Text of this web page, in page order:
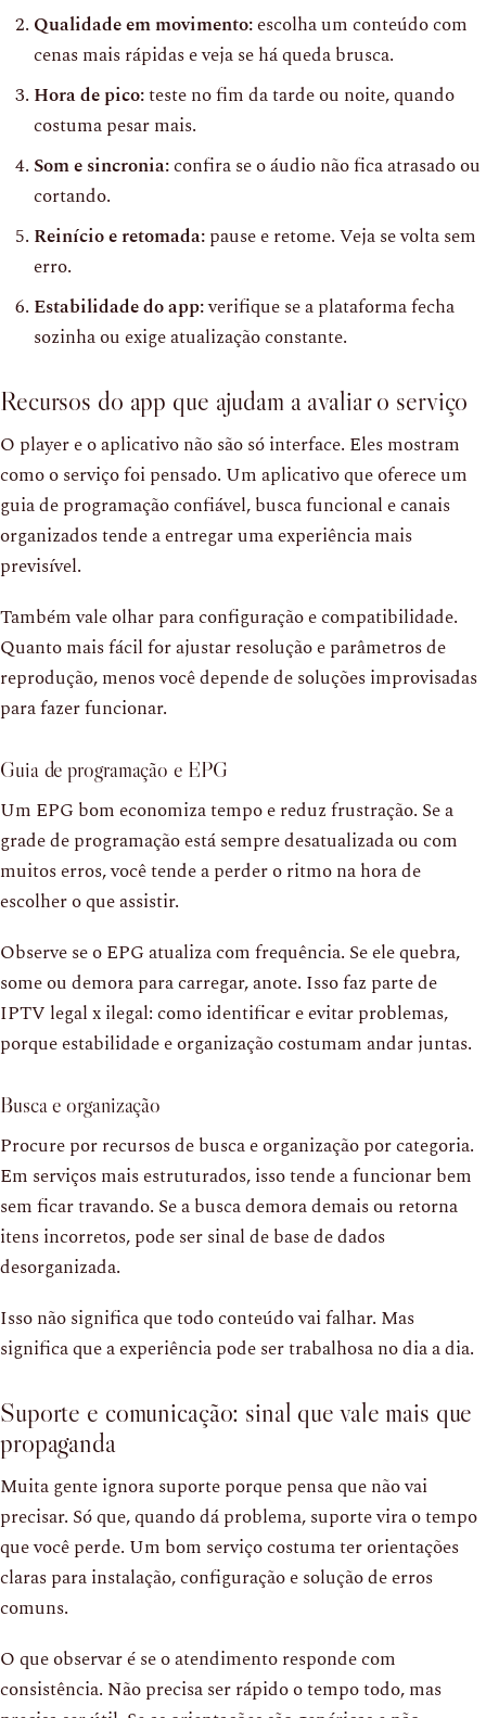
Qualidade em movimento:escolha um conteúdo com
cenas mais rápidas e veja se há queda brusca.
Hora de pico:teste no fim da tarde ou noite, quando
costuma pesar mais.
Som e sincronia:confira se o áudio não fica atrasado ou
cortando.
Reinício e retomada:pause e retome. Veja se volta sem
erro.
Estabilidade do app:verifique se a plataforma fecha
sozinha ou exige atualização constante.
Recursos do app que ajudam a avaliar o serviço
O player e o aplicativo não são só interface. Eles mostram
como o serviço foi pensado. Um aplicativo que oferece um
guia de programação confiável, busca funcional e canais
organizados tende a entregar uma experiência mais
previsível.
Também vale olhar para configuração e compatibilidade.
Quanto mais fácil for ajustar resolução e parâmetros de
reprodução, menos você depende de soluções improvisadas
para fazer funcionar.
Guia de programação e EPG
Um EPG bom economiza tempo e reduz frustração. Se a
grade de programação está sempre desatualizada ou com
muitos erros, você tende a perder o ritmo na hora de
escolher o que assistir.
Observe se o EPG atualiza com frequência. Se ele quebra,
some ou demora para carregar, anote. Isso faz parte de
IPTV legal x ilegal: como identificar e evitar problemas,
porque estabilidade e organização costumam andar juntas.
Busca e organização
Procure por recursos de busca e organização por categoria.
Em serviços mais estruturados, isso tende a funcionar bem
sem ficar travando. Se a busca demora demais ou retorna
itens incorretos, pode ser sinal de base de dados
desorganizada.
Isso não significa que todo conteúdo vai falhar. Mas
significa que a experiência pode ser trabalhosa no dia a dia.
Suporte e comunicação: sinal que vale mais que
propaganda
Muita gente ignora suporte porque pensa que não vai
precisar. Só que, quando dá problema, suporte vira o tempo
que você perde. Um bom serviço costuma ter orientações
claras para instalação, configuração e solução de erros
comuns.
O que observar é se o atendimento responde com
consistência. Não precisa ser rápido o tempo todo, mas